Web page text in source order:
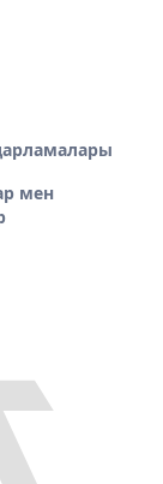
мен